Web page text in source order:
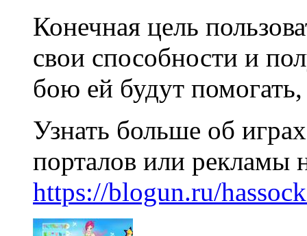
Конечная цель
свои способности и
бою ей будут
Узнать больше об
порталов или рекламы
https://blogun.ru/